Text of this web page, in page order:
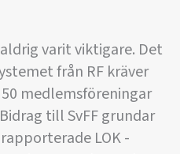
varit viktigare. Det
från RF kräver
medlemsföreningar
till SvFF grundar
LOK -